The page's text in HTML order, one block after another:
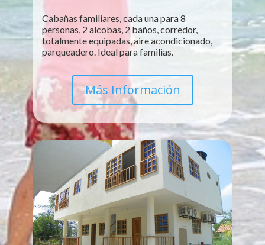
Cabañas familiares, cada una para 8
personas, 2 alcobas, 2 baños, corredor,
totalmente equipadas, aire acondicionado,
parqueadero. Ideal para familias.
Más Información